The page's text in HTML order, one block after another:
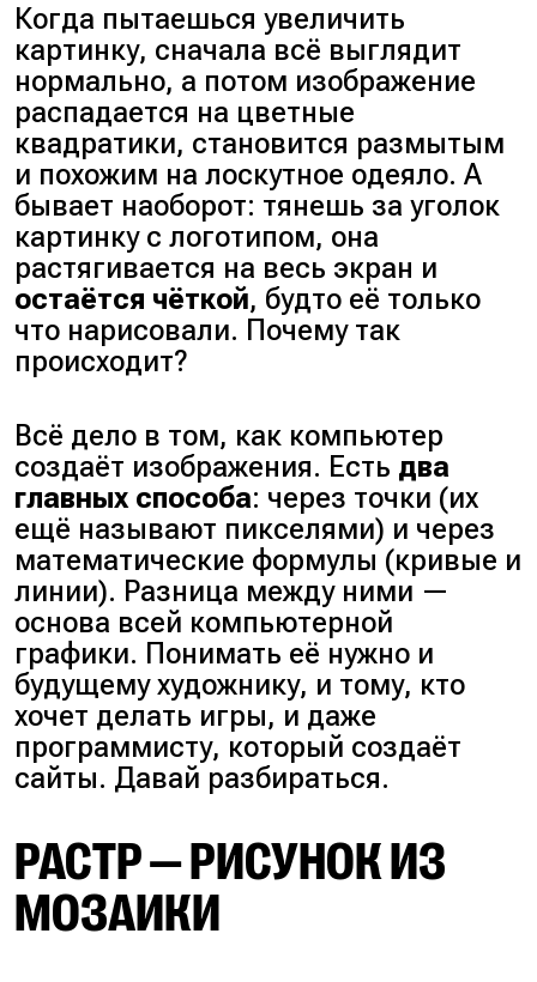
Когда пытаешься увеличить
картинку, сначала всё выглядит
нормально, а потом изображение
распадается на цветные
квадратики, становится размытым
и похожим на лоскутное одеяло. А
бывает наоборот: тянешь за уголок
картинку с логотипом, она
растягивается на весь экран и
остаётся чёткой, будто её только
что нарисовали. Почему так
происходит?
Всё дело в том, как компьютер
создаёт изображения. Есть два
главных способа: через точки (их
ещё называют пикселями) и через
математические формулы (кривые и
линии). Разница между ними —
основа всей компьютерной
графики. Понимать её нужно и
будущему художнику, и тому, кто
хочет делать игры, и даже
программисту, который создаёт
сайты. Давай разбираться.
РАСТР — РИСУНОК ИЗ
МОЗАИКИ